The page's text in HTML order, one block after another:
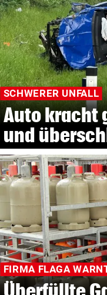
SCHWERER UNFALL
Auto kracht
und
FIRMA FLAGA
Überfüllte